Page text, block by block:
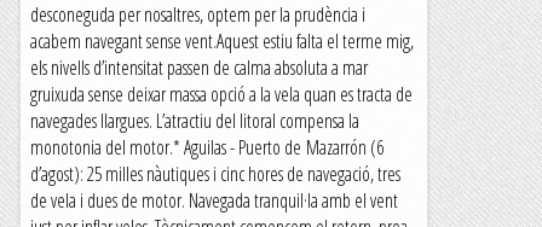
desconeguda per nosaltres, optem per la prudència i
acabem navegant sense vent.Aquest estiu falta el terme mig,
els nivells d’intensitat passen de calma absoluta a mar
gruixuda sense deixar massa opció a la vela quan es tracta de
navegades llargues. L’atractiu del litoral compensa la
monotonia del motor.* Aguilas - Puerto de Mazarrón (6
d’agost): 25 milles nàutiques i cinc hores de navegació, tres
de vela i dues de motor. Navegada tranquil·la amb el vent